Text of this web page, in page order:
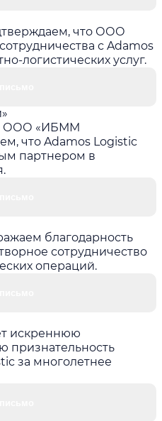
что ООО
с Adamos
логистических услуг.
ООО «ИБММ
что Adamos Logistic
партнером в
благодарность
сотрудничество
операций.
искреннюю
признательность
за многолетнее